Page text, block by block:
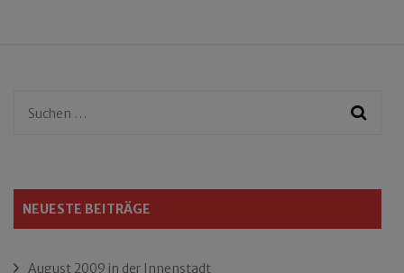
Suchen
NEUESTE BEITRÄGE
August 2009 in der Innenstadt